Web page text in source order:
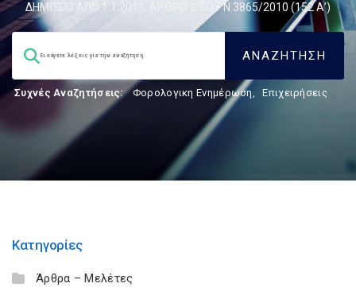
ΔΗΜΟΣΙΟ ΑΠΟ 1.1.2011, ΑΡΘΡΟ 2 ΤΟΥ Ν.3865/2010 (152 Α’)
Συχνές Αναζητήσεις: Φορολογικη Ενημέρωση, Επιχειρήσεις
Κατηγορίες
Άρθρα – Μελέτες